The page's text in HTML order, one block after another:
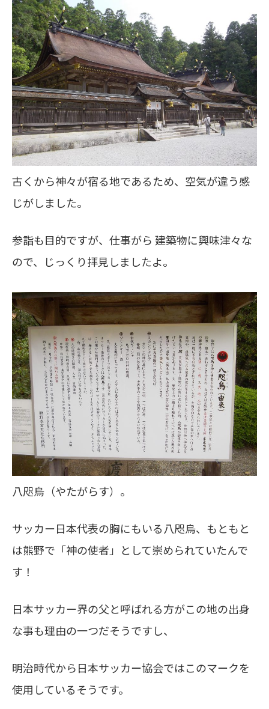
古くから神々が宿る地であるため、空気が違う感
じがしました。
参詣も目的ですが、仕事がら 建築物に興味津々な
ので、じっくり拝見しましたよ。
八咫烏（やたがらす）。
サッカー日本代表の胸にもいる八咫烏、もともと
は熊野で「神の使者」として崇められていたんで
す！
日本サッカー界の父と呼ばれる方がこの地の出身
な事も理由の一つだそうですし、
明治時代から日本サッカー協会ではこのマークを
使用しているそうです。